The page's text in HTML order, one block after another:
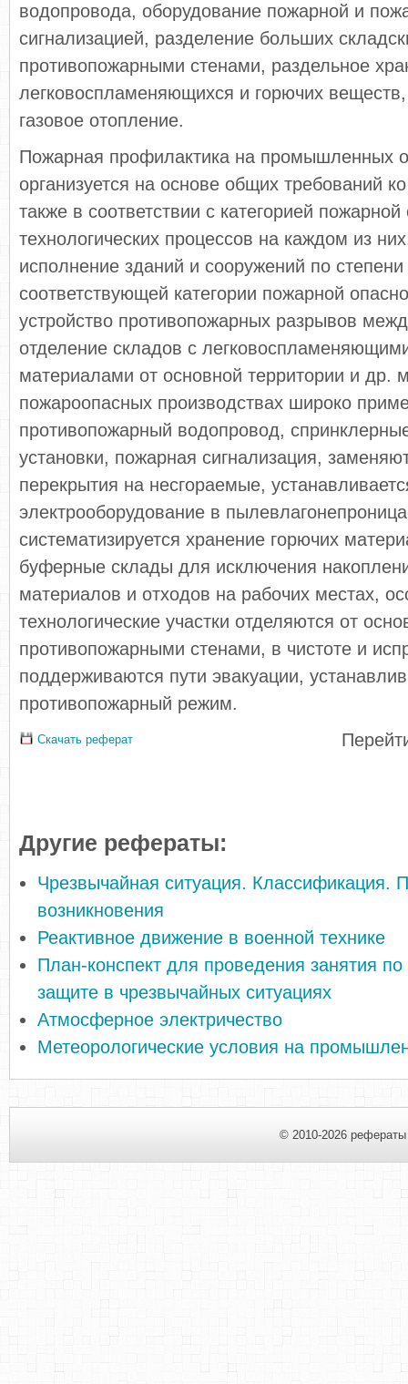
водопровода, оборудование пожарной и
сигнализацией, разделение больших
противопожарными стенами, раздельное
легковоспламеняющихся и горючих
газовое отопление.
Пожарная профилактика на промышленных
организуется на основе общих требований
также в соответствии с категорией пожарной
технологических процессов на каждом из
исполнение зданий и сооружений по степени
соответствующей категории пожарной
устройство противопожарных разрывов
отделение складов с
материалами от основной территории и др.
пожароопасных производствах широко
противопожарный водопровод,
установки, пожарная сигнализация,
перекрытия на несгораемые,
электрооборудование в
систематизируется хранение горючих
буферные склады для исключения
материалов и отходов на рабочих местах,
технологические участки отделяются от
противопожарными стенами, в чистоте и
поддерживаются пути эвакуации,
противопожарный режим.
Скачать реферат
Другие рефераты:
Чрезвычайная ситуация. Классификация.
возникновения
Реактивное движение в военной технике
План-конспект для проведения занятия по
защите в чрезвычайных ситуациях
Атмосферное электричество
Метеорологические условия на
© 2010-2026 рефераты